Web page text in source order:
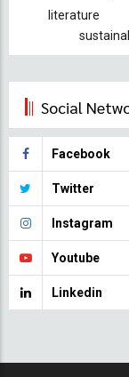
literature
Social
Facebook
Twitter
Instagram
Youtube
Linkedin